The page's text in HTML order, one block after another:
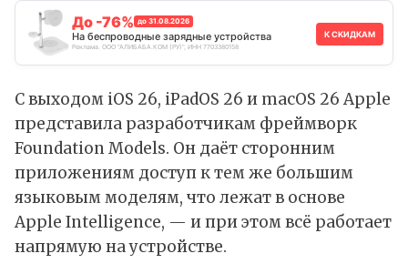
До -76% до 31.08.2026
На беспроводные зарядные устройства
Реклама. ООО "АЛИБАБА.КОМ (РУ)", ИНН 7703380158
К СКИДКАМ
С выходом iOS 26, iPadOS 26 и macOS 26 Apple
представила разработчикам фреймворк
Foundation Models. Он даёт сторонним
приложениям доступ к тем же большим
языковым моделям, что лежат в основе
Apple Intelligence, — и при этом всё работает
напрямую на устройстве.